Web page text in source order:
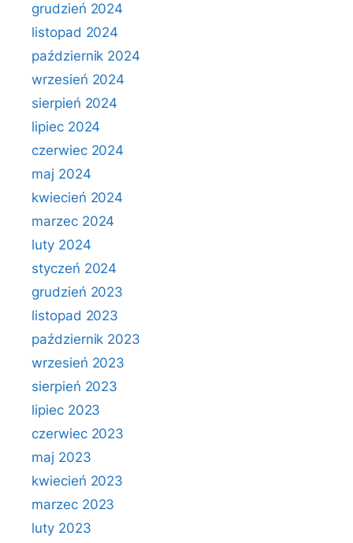
grudzień 2024
listopad 2024
październik 2024
wrzesień 2024
sierpień 2024
lipiec 2024
czerwiec 2024
maj 2024
kwiecień 2024
marzec 2024
luty 2024
styczeń 2024
grudzień 2023
listopad 2023
październik 2023
wrzesień 2023
sierpień 2023
lipiec 2023
czerwiec 2023
maj 2023
kwiecień 2023
marzec 2023
luty 2023